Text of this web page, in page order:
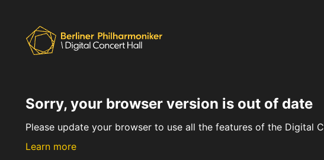
Sorry, your browser version is out of date
Please update your browser to use all the features of the Digital
Learn more